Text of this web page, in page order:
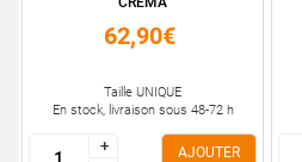
62,90€
Taille UNIQUE
En stock, livraison sous 48-72 h
+
+
AJOUTER